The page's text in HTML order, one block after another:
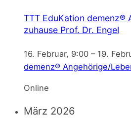
TTT EduKation demenz®
zuhause Prof. Dr. Engel
16. Februar, 9:00 – 19.
demenz® Angehörige/
Online
März 2026